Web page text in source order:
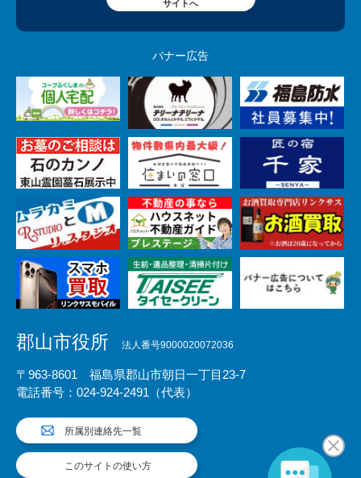
サイトへ
バナー広告
郡山市役所 法人番号9000020072036
〒963-8601 福島県郡山市朝日一丁目23-7
電話番号：024-924-2491（代表）
所属別連絡先一覧
このサイトの使い方